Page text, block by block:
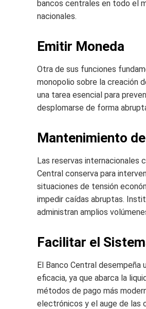
bancos centrales en todo el
nacionales.
Emitir Moneda
Otra de sus funciones
monopolio sobre la creación
una tarea esencial para
desplomarse de forma
Mantenimiento
Las reservas internacionales
Central conserva para
situaciones de tensión
impedir caídas abruptas.
administran amplios
Facilitar el
El Banco Central
eficacia, ya que abarca la
métodos de pago más
electrónicos y el auge de las